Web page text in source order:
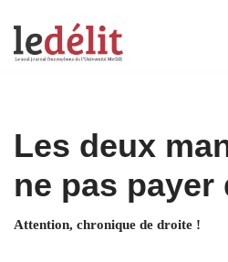
Aller
Les deux
ne pas payer
Attention, chronique de droite !